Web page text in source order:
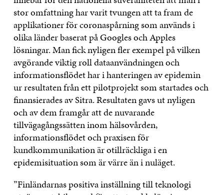
stor omfattning har varit tvungen att ta fram de
applikationer för coronaspårning som används i
olika länder baserat på Googles och Apples
lösningar. Man fick nyligen fler exempel på vilken
avgörande viktig roll dataanvändningen och
informationsflödet har i hanteringen av epidemin
ur resultaten från ett pilotprojekt som startades och
finansierades av Sitra. Resultaten gavs ut nyligen
och av dem framgår att de nuvarande
tillvägagångssätten inom hälsovården,
informationsflödet och praxisen för
kundkommunikation är otillräckliga i en
epidemisituation som är värre än i nuläget.
”Finländarnas positiva inställning till teknologi